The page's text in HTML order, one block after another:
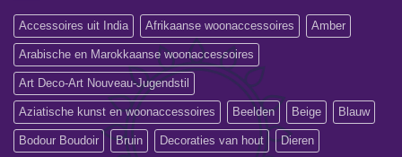
Accessoires uit India Afrikaanse woonaccessoires Amber
Arabische en Marokkaanse woonaccessoires
Art Deco-Art Nouveau-Jugendstil
Aziatische kunst en woonaccessoires Beelden Beige Blauw
Bodour Boudoir Bruin Decoraties van hout Dieren